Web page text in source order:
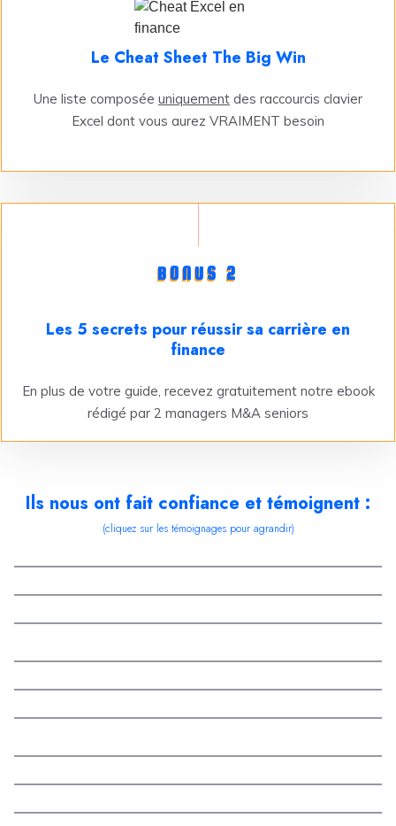
Le Cheat Sheet The Big Win
Une liste composée uniquement des raccourcis clavier
Excel dont vous aurez VRAIMENT besoin
BONUS 2
Les 5 secrets pour réussir sa carrière en
finance
En plus de votre guide, recevez gratuitement notre ebook
rédigé par 2 managers M&A seniors
Ils nous ont fait confiance et témoignent :
(cliquez sur les témoignages pour agrandir)